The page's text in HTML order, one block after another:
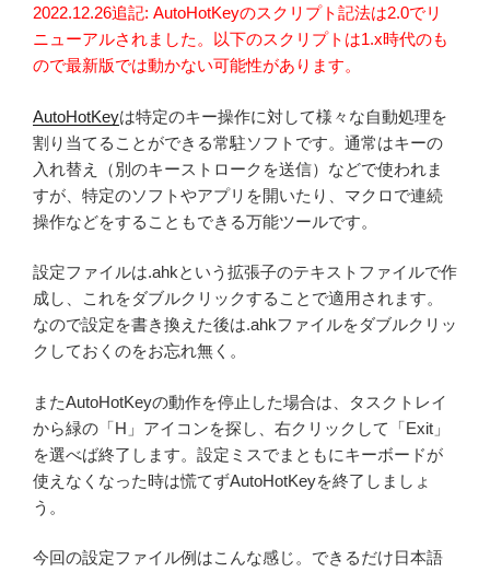
2022.12.26追記: AutoHotKeyのスクリプト記法は2.0でリ
ニューアルされました。以下のスクリプトは1.x時代のも
ので最新版では動かない可能性があります。
AutoHotKeyは特定のキー操作に対して様々な自動処理を
割り当てることができる常駐ソフトです。通常はキーの
入れ替え（別のキーストロークを送信）などで使われま
すが、特定のソフトやアプリを開いたり、マクロで連続
操作などをすることもできる万能ツールです。
設定ファイルは.ahkという拡張子のテキストファイルで作
成し、これをダブルクリックすることで適用されます。
なので設定を書き換えた後は.ahkファイルをダブルクリッ
クしておくのをお忘れ無く。
またAutoHotKeyの動作を停止した場合は、タスクトレイ
から緑の「H」アイコンを探し、右クリックして「Exit」
を選べば終了します。設定ミスでまともにキーボードが
使えなくなった時は慌てずAutoHotKeyを終了しましょ
う。
今回の設定ファイル例はこんな感じ。できるだけ日本語